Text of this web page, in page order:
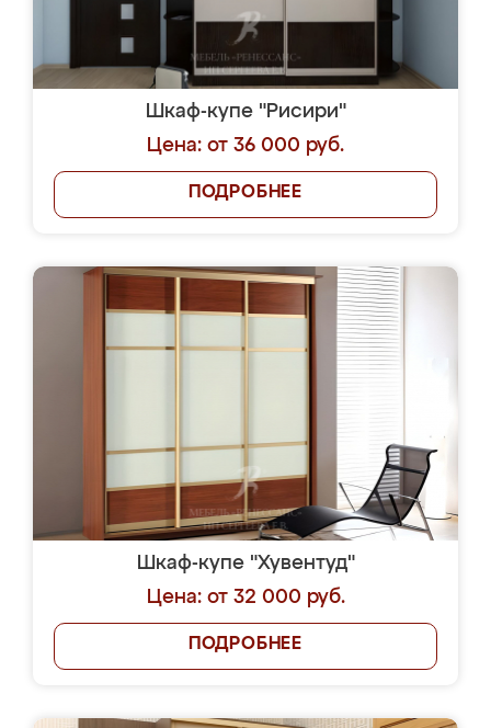
Шкаф-купе "Рисири"
Цена: от 36 000 руб.
ПОДРОБНЕЕ
Шкаф-купе "Хувентуд"
Цена: от 32 000 руб.
ПОДРОБНЕЕ